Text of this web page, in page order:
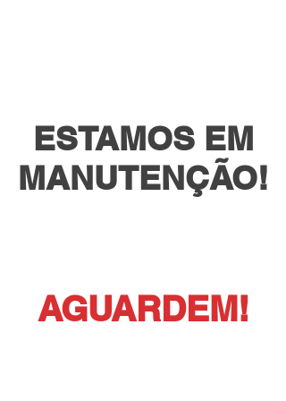
ESTAMOS EM
MANUTENÇÃO!
AGUARDEM!